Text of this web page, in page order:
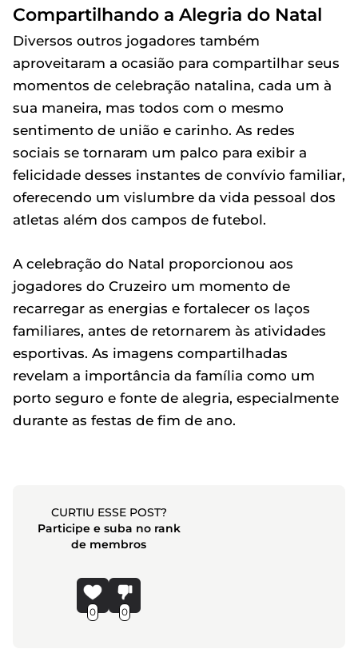
Compartilhando a Alegria do Natal
Diversos outros jogadores também
aproveitaram a ocasião para compartilhar seus
momentos de celebração natalina, cada um à
sua maneira, mas todos com o mesmo
sentimento de união e carinho. As redes
sociais se tornaram um palco para exibir a
felicidade desses instantes de convívio familiar,
oferecendo um vislumbre da vida pessoal dos
atletas além dos campos de futebol.
A celebração do Natal proporcionou aos
jogadores do Cruzeiro um momento de
recarregar as energias e fortalecer os laços
familiares, antes de retornarem às atividades
esportivas. As imagens compartilhadas
revelam a importância da família como um
porto seguro e fonte de alegria, especialmente
durante as festas de fim de ano.
CURTIU ESSE POST?
Participe e suba no rank
de membros
0 0